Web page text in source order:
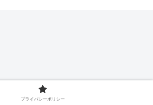
プライバシーポリシー